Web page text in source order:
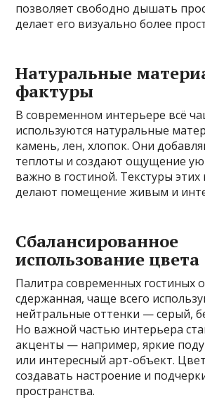
позволяет свободно дышать
делает его визуально более
Натуральные
фактуры
В современном интерьере всё
используются натуральные
камень, лен, хлопок. Они
теплоты и создают ощущение
важно в гостиной. Текстуры
делают помещение живым и
Сбалансированное
использование цвета
Палитра современных гостиных
сдержанная, чаще всего
нейтральные оттенки — серый,
Но важной частью интерьера
акценты — например, яркие
или интересный арт-объект.
создавать настроение и
пространства.